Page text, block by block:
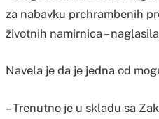
za nabavku prehrambenih
životnih namirnica –
Navela je da je jedna od
– Trenutno je u skladu sa